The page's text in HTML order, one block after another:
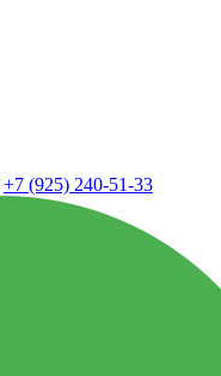
+7 (925) 240-51-33